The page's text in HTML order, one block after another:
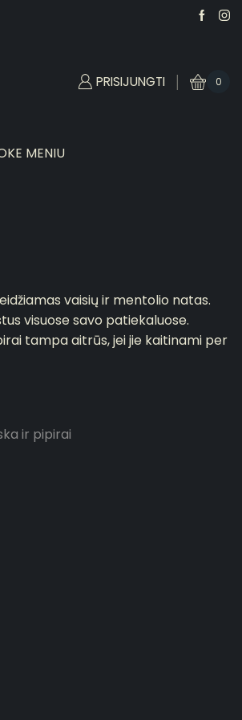
PRISIJUNGTI 0
MENIU
vaisių ir mentolio natas.
visuose savo patiekaluose.
tampa aitrūs, jei jie kaitinami per
ir pipirai